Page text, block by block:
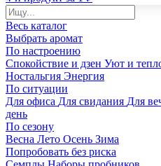
Весь каталог
Выбрать аромат
По настроению
Спокойствие и дзен Уют и
Ностальгия Энергия
По ситуации
Для офиса Для свидания Для
день
По сезону
Весна Лето Осень Зима
Попробовать без риска